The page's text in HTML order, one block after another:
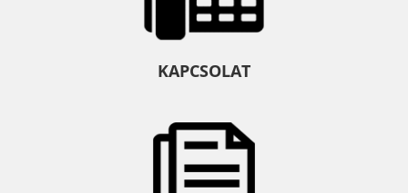
KAPCSOLAT